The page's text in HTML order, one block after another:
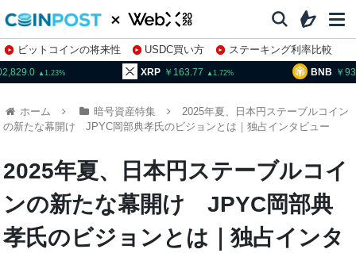
ビットコインの将来性 USDC買い方
ステーキング利率比較
株特集・関連銘柄
XRP 1.72 BNB 93,623.0 0.12
ホーム 暗号資産特集
2025年夏、日本円ステーブルコイン
の新たな幕開け JPYC岡部典孝氏のビジョンとは｜独占インタビュー
2025年夏、日本円ステーブルコイ
ンの新たな幕開け JPYC岡部典
孝氏のビジョンとは｜独占インタ